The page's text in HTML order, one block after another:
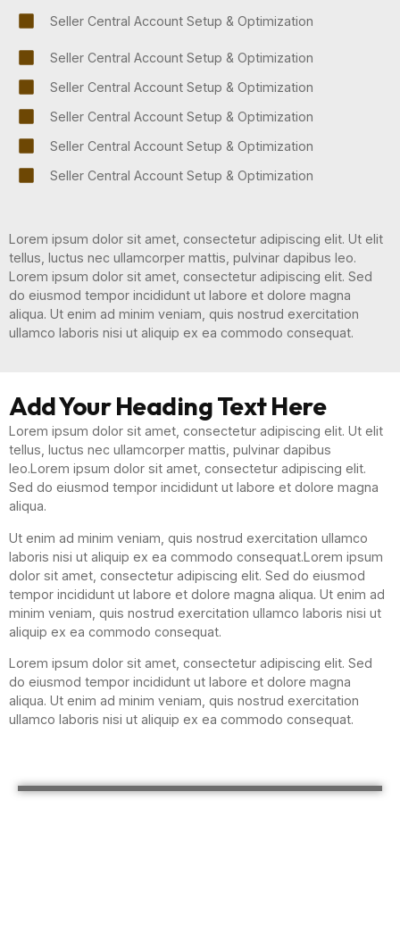
Seller Central Account Setup & Optimization
Seller Central Account Setup & Optimization
Seller Central Account Setup & Optimization
Seller Central Account Setup & Optimization
Seller Central Account Setup & Optimization
Seller Central Account Setup & Optimization
Lorem ipsum dolor sit amet, consectetur adipiscing elit. Ut elit
tellus, luctus nec ullamcorper mattis, pulvinar dapibus leo.
Lorem ipsum dolor sit amet, consectetur adipiscing elit. Sed
do eiusmod tempor incididunt ut labore et dolore magna
aliqua. Ut enim ad minim veniam, quis nostrud exercitation
ullamco laboris nisi ut aliquip ex ea commodo consequat.
Add Your Heading Text Here
Lorem ipsum dolor sit amet, consectetur adipiscing elit. Ut elit
tellus, luctus nec ullamcorper mattis, pulvinar dapibus
leo.Lorem ipsum dolor sit amet, consectetur adipiscing elit.
Sed do eiusmod tempor incididunt ut labore et dolore magna
aliqua.
Ut enim ad minim veniam, quis nostrud exercitation ullamco
laboris nisi ut aliquip ex ea commodo consequat.Lorem ipsum
dolor sit amet, consectetur adipiscing elit. Sed do eiusmod
tempor incididunt ut labore et dolore magna aliqua. Ut enim ad
minim veniam, quis nostrud exercitation ullamco laboris nisi ut
aliquip ex ea commodo consequat.
Lorem ipsum dolor sit amet, consectetur adipiscing elit. Sed
do eiusmod tempor incididunt ut labore et dolore magna
aliqua. Ut enim ad minim veniam, quis nostrud exercitation
ullamco laboris nisi ut aliquip ex ea commodo consequat.